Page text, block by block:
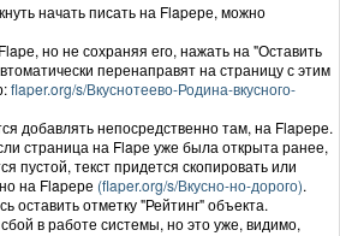
начать писать на Flapере, можно
но не сохраняя его, нажать на "Оставить
перенаправят на страницу с этим
flaper.org/s/Вкуснотеево-Родина-вкусного-
добавлять непосредственно там, на Flapере.
страница на Flapе уже была открыта ранее,
пустой, текст придется скопировать или
на Flapере (flaper.org/s/Вкусно-но-дорого).
оставить отметку "Рейтинг" объекта.
в работе системы, но это уже, видимо,